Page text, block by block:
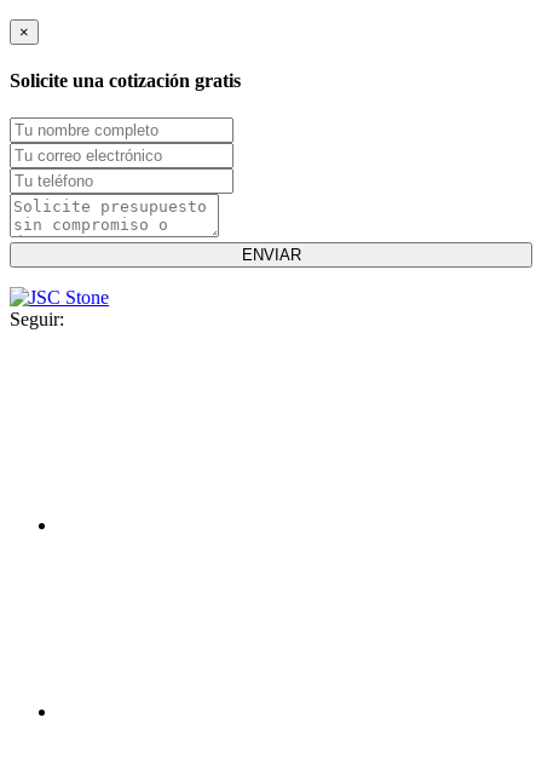
×
Solicite una cotización gratis
Seguir: